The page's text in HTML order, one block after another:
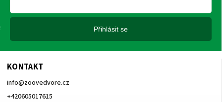
KONTAKT
info@zoovedvore.cz
+420605017615
Přihlásit se